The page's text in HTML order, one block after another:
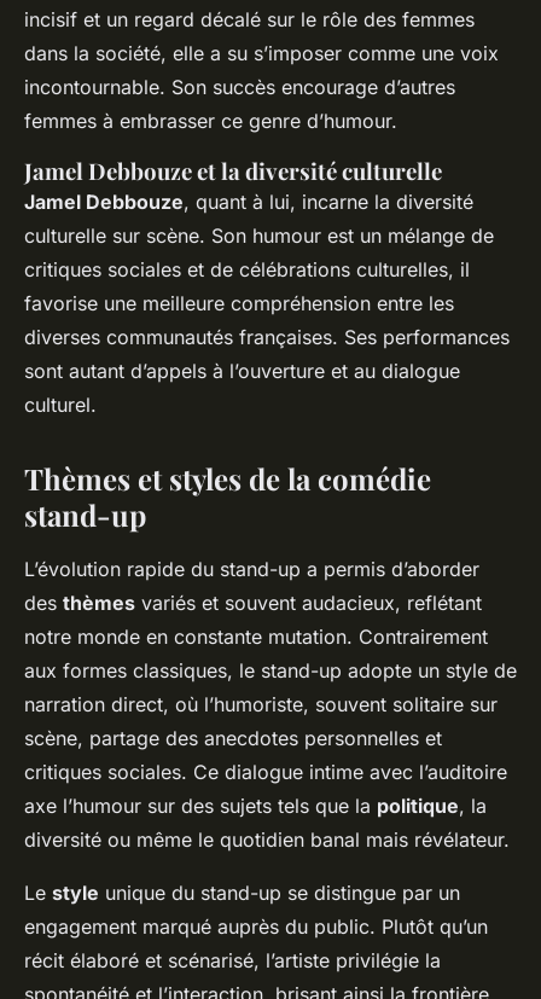
incisif et un regard décalé sur le rôle des femmes
dans la société, elle a su s’imposer comme une voix
incontournable. Son succès encourage d’autres
femmes à embrasser ce genre d’humour.
Jamel Debbouze et la diversité culturelle
Jamel Debbouze, quant à lui, incarne la diversité
culturelle sur scène. Son humour est un mélange de
critiques sociales et de célébrations culturelles, il
favorise une meilleure compréhension entre les
diverses communautés françaises. Ses performances
sont autant d’appels à l’ouverture et au dialogue
culturel.
Thèmes et styles de la comédie
stand-up
L’évolution rapide du stand-up a permis d’aborder
des thèmes variés et souvent audacieux, reflétant
notre monde en constante mutation. Contrairement
aux formes classiques, le stand-up adopte un style de
narration direct, où l’humoriste, souvent solitaire sur
scène, partage des anecdotes personnelles et
critiques sociales. Ce dialogue intime avec l’auditoire
axe l’humour sur des sujets tels que la politique, la
diversité ou même le quotidien banal mais révélateur.
Le style unique du stand-up se distingue par un
engagement marqué auprès du public. Plutôt qu’un
récit élaboré et scénarisé, l’artiste privilégie la